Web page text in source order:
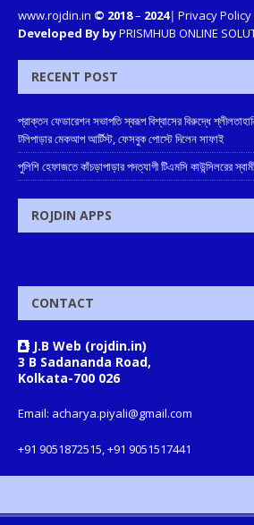
www.rojdin.in © 2018– 2024| Privacy Policy
Developed By byPRISMHUB ONLINE
RECENT POST
প্রাক্তন ফেডারেশন সভাপতি স্বরূপ বিশ্বাসের বিরুদ্ধে
টলিপাড়ার মেকআপ আর্টিস্ট, ফেসবুক পোস্টে দিলেন সাফাই
পুলিশি হেফাজতে কাঁচড়াপাড়ার পদত্যাগী টিএমসি কাউন্সিলরের
ROJDIN APPS
CONTACT
J.B Web (rojdin.in)
3 B Sadananda Road,
Kolkata-700 026
Email: acharya.piyali@gmail.com
+91 9051872515, +91 9051517441